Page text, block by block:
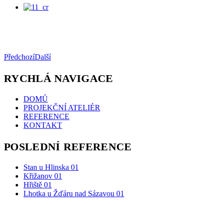
PředchozíDalší
RYCHLÁ NAVIGACE
DOMŮ
PROJEKČNÍ ATELIÉR
REFERENCE
KONTAKT
POSLEDNÍ REFERENCE
Stan u Hlinska 01
Křižanov 01
Hřiště 01
Lhotka u Žďáru nad Sázavou 01